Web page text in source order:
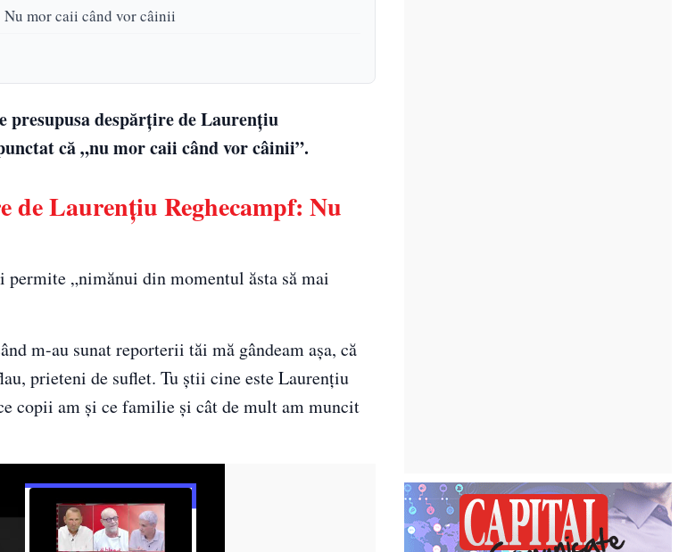
Nu mor caii când vor câinii
presupusa despărțire de Laurențiu
că „nu mor caii când vor câinii”.
de Laurențiu Reghecampf: Nu
permite „nimănui din momentul ăsta să mai
m-au sunat reporterii tăi mă gândeam așa, că
prieteni de suflet. Tu știi cine este Laurențiu
copii am și ce familie și cât de mult am muncit